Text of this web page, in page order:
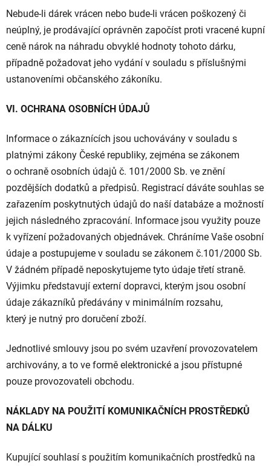
Nebude-li dárek vrácen nebo bude-li vrácen poškozený či
neúplný, je prodávající oprávněn započíst proti vracené kupní
ceně nárok na náhradu obvyklé hodnoty tohoto dárku,
případně požadovat jeho vydání v souladu s příslušnými
ustanoveními občanského zákoníku.
VI. OCHRANA OSOBNÍCH ÚDAJŮ
Informace o zákaznících jsou uchovávány v souladu s
platnými zákony České republiky, zejména se zákonem
o ochraně osobních údajů č. 101/2000 Sb. ve znění
pozdějších dodatků a předpisů. Registrací dáváte souhlas se
zařazením poskytnutých údajů do naší databáze a možností
jejich následného zpracování. Informace jsou využity pouze
k vyřízení požadovaných objednávek. Chráníme Vaše osobní
údaje a postupujeme v souladu se zákonem č.101/2000 Sb.
V žádném případě neposkytujeme tyto údaje třetí straně.
Výjimku představují externí dopravci, kterým jsou osobní
údaje zákazníků předávány v minimálním rozsahu,
který je nutný pro doručení zboží.
Jednotlivé smlouvy jsou po svém uzavření provozovatelem
archivovány, a to ve formě elektronické a jsou přístupné
pouze provozovateli obchodu.
NÁKLADY NA POUŽITÍ KOMUNIKAČNÍCH PROSTŘEDKŮ
NA DÁLKU
Kupující souhlasí s použitím komunikačních prostředků na